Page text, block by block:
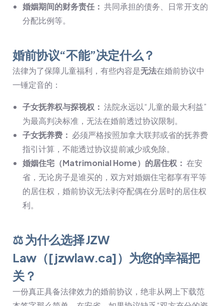
婚姻期间的财务责任： 共同承担的债务、日常开支的
分配比例等。
婚前协议“不能”决定什么？
法律为了保障儿童福利，有些内容是无法在婚前协议中
一锤定音的：
子女抚养权与探视权： 法院永远以“儿童的最大利益”
为最高判决标准，无法在婚前透过协议限制。
子女抚养费： 必须严格按照加拿大联邦或省的抚养费
指引计算，不能透过协议提前减少或免除。
婚姻住宅（Matrimonial Home）的居住权： 在安
省，无论房子是谁买的，双方对婚姻住宅都享有平等
的居住权，婚前协议无法剥夺配偶在分居时的居住权
利。
⚖️ 为什么选择 JZW
Law（[jzwlaw.ca]）为您的幸福把
关？
一份真正具备法律效力的婚前协议，绝非从网上下载范